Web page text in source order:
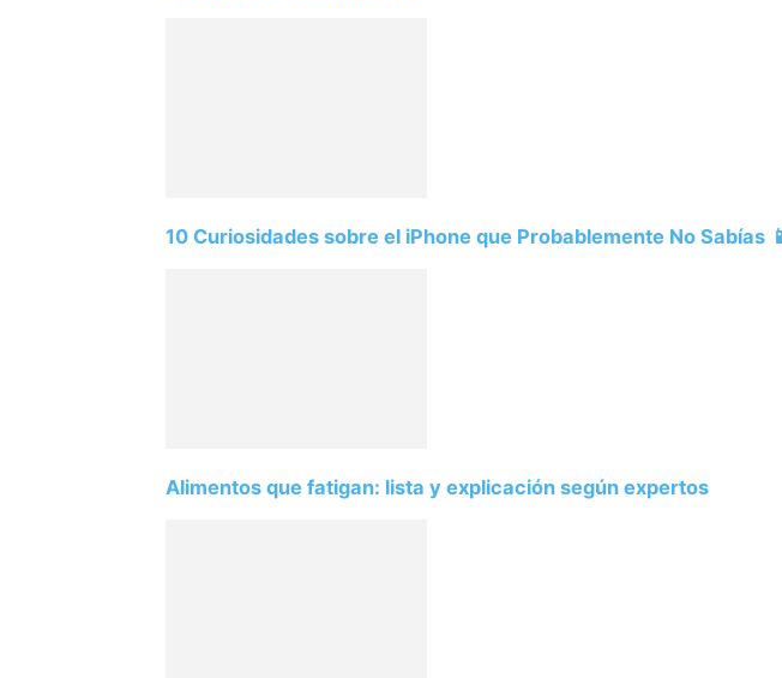
10 Curiosidades sobre el iPhone que Probablemente No Sabías 📱
Alimentos que fatigan: lista y explicación según expertos